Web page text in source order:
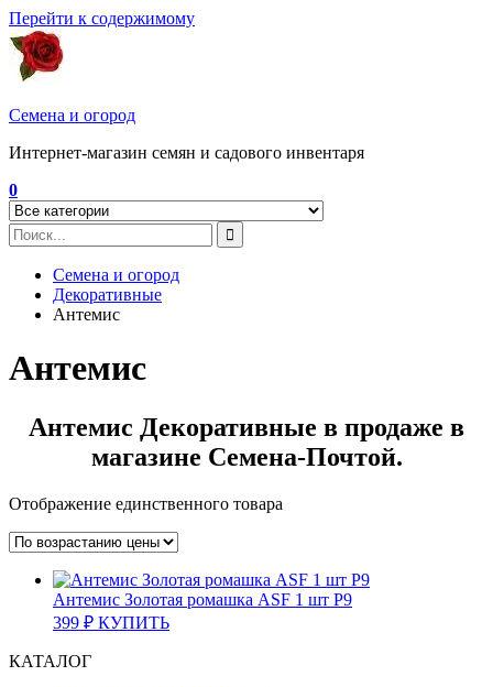
Перейти к содержимому
Семена и огород
Интернет-магазин семян и садового инвентаря
0
Семена и огород
Декоративные
Антемис
Антемис
Антемис Декоративные в продаже в
магазине Семена-Почтой.
Отображение единственного товара
Антемис Золотая ромашка ASF 1 шт Р9
399 ₽ КУПИТЬ
КАТАЛОГ